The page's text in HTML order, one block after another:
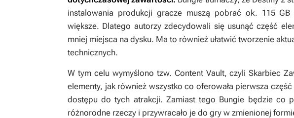
instalowania produkcji gracze muszą pobrać ok. 115
większe. Dlatego autorzy zdecydowali się usunąć część
mniej miejsca na dysku. Ma to również ułatwić tworzenie
technicznych.
W tym celu wymyślono tzw. Content Vault, czyli Skarbiec
elementy, jak również wszystko co oferowała pierwsza
dostępu do tych atrakcji. Zamiast tego Bungie będzie co
różnorodne rzeczy i przywracało je do gry w zmienionej